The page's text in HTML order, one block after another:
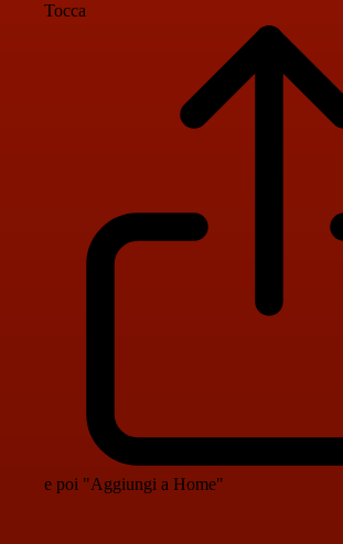
Tocca
e poi "Aggiungi a Home"